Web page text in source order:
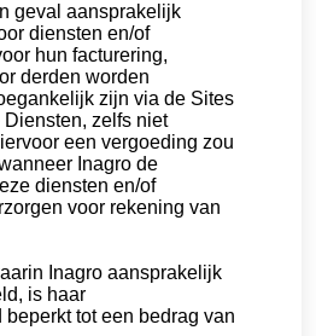
geval aansprakelijk
diensten en/of
hun facturering,
derden worden
zijn via de Sites
zelfs niet
een vergoeding zou
Inagro de
diensten en/of
voor rekening van
Inagro aansprakelijk
is haar
tot een bedrag van